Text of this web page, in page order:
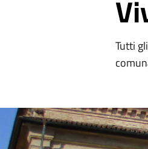
Tutti